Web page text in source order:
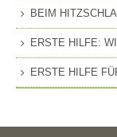
BEIM
ERSTE HILFE:
ERSTE HILFE